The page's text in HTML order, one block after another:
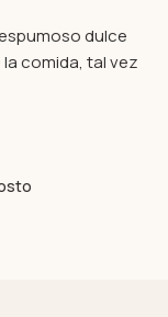
dulce
comida, tal vez